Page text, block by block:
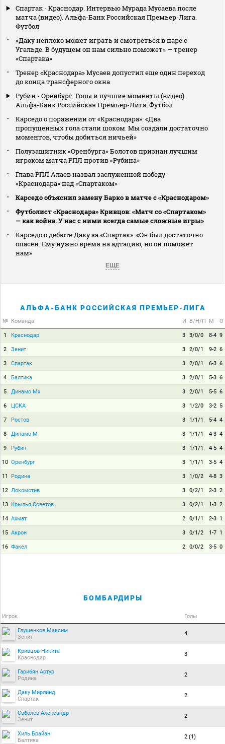
Спартак - Краснодар. Интервью Мурада Мусаева после
матча (видео). Альфа-Банк Российская Премьер-Лига.
Футбол
«Даку неплохо может играть и смотреться в паре с
Угальде. В будущем он нам сильно поможет» — тренер
«Спартака»
Тренер «Краснодара» Мусаев допустил еще один переход
до конца трансферного окна
Рубин - Оренбург. Голы и лучшие моменты (видео).
Альфа-Банк Российская Премьер-Лига. Футбол
Карседо о поражении от «Краснодара»: «Два
пропущенных гола стали шоком. Мы создали достаточно
моментов, чтобы добиться ничьей»
Полузащитник «Оренбурга» Болотов признан лучшим
игроком матча РПЛ против «Рубина»
Глава РПЛ Алаев назвал заслуженной победу
«Краснодара» над «Спартаком»
Карседо объяснил замену Барко в матче с «Краснодаром»
Футболист «Краснодара» Кривцов: «Матч со «Спартаком»
— как война. У нас с ними всегда самые сложные игры»
Карседо о дебюте Даку за «Спартак»: «Он был достаточно
опасен. Ему нужно время на адтацию, но он поможет
нам»
ЕЩЕ
АЛЬФА-БАНК РОССИЙСКАЯ ПРЕМЬЕР-ЛИГА
№ Команда И В/Н/П М О
1 Краснодар 3 3/0/0 8-4 9
2 Зенит 3 2/0/1 9-2 6
3 Спартак 3 2/0/1 6-3 6
4 Балтика 3 2/0/1 5-3 6
5 Динамо Мх 3 2/0/1 5-5 6
6 ЦСКА 3 1/2/0 3-2 5
7 Ростов 3 1/1/1 5-4 4
8 Динамо М 3 1/1/1 4-3 4
9 Рубин 3 1/1/1 4-5 4
10 Оренбург 3 1/1/1 3-5 4
11 Родина 3 1/0/2 4-8 3
12 Локомотив 3 0/2/1 2-3 2
13 Крылья Советов 3 0/2/1 1-3 2
14 Ахмат 2 0/1/1 2-3 1
15 Акрон 3 0/1/2 1-7 1
16 Факел 2 0/0/2 3-5 0
БОМБАРДИРЫ
Игрок Голы
Глушенков Максим
Зенит
4
Кривцов Никита
Краснодар
3
Гарибян Артур
Родина
2
Даку Мирлинд
Спартак
2
Соболев Александр
Зенит
2
Хиль Брайан
Балтика
2 (1)